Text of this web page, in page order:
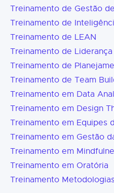
Treinamento de Gestão
Treinamento de
Treinamento de LEAN
Treinamento de Liderança
Treinamento de
Treinamento de Team
Treinamento em Data
Treinamento em Design
Treinamento em Equipes
Treinamento em Gestão
Treinamento em
Treinamento em Oratória
Treinamento